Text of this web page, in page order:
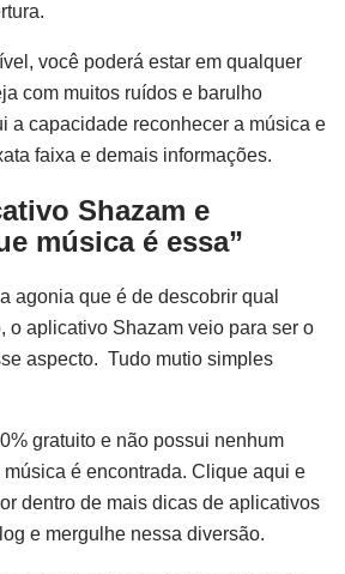
você poderá estar em qualquer
com muitos ruídos e barulho
a capacidade reconhecer a música e
faixa e demais informações.
Shazam e
música é essa”
agonia que é de descobrir qual
o aplicativo Shazam veio para ser o
aspecto. Tudo mutio simples
gratuito e não possui nenhum
é encontrada. Clique aqui e
dentro de mais dicas de aplicativos
e mergulhe nessa diversão.